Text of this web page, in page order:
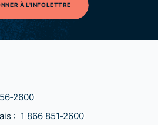
À L'INFOLETTRE
: 1 866 851‑2600